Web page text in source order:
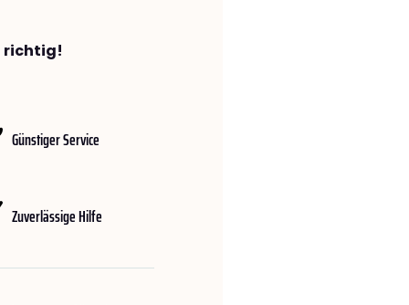
richtig!
Günstiger Service
Zuverlässige Hilfe